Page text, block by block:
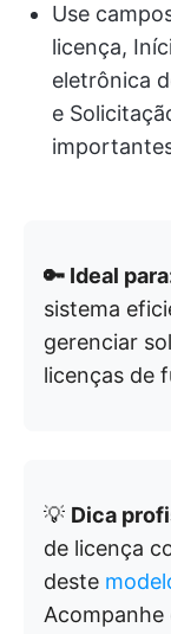
Use
licença,
eletrônica
e
🔑 Ideal
sistema
gerenciar
licenças de
💡 Dica
de licença
deste